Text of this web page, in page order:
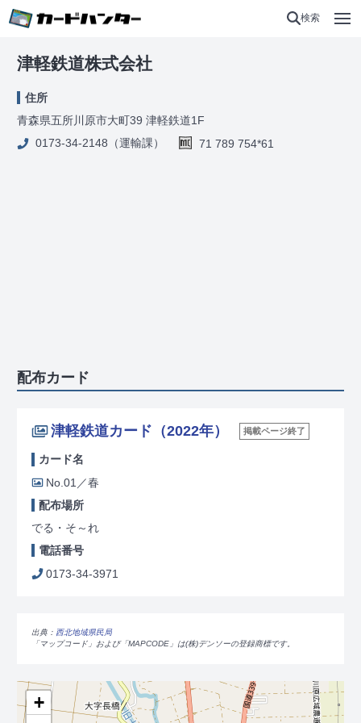
検索
津軽鉄道株式会社
住所
青森県五所川原市大町39 津軽鉄道1F
0173-34-2148（運輸課）
71 789 754*61
配布カード
津軽鉄道カード（2022年） 掲載ページ終了
カード名
No.01／春
配布場所
でる・そ～れ
電話番号
0173-34-3971
出典： 西北地域県民局
「マップコード」および「MAPCODE」は(株)デンソーの登録商標です。
+